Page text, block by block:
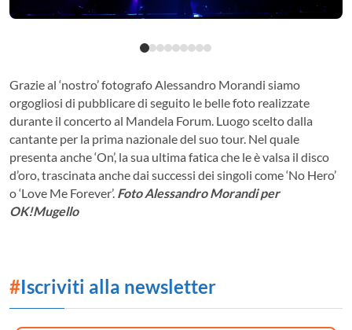
Grazie al ‘nostro’ fotografo Alessandro Morandi siamo
orgogliosi di pubblicare di seguito le belle foto realizzate
durante il concerto al Mandela Forum. Luogo scelto dalla
cantante per la prima nazionale del suo tour. Nel quale
presenta anche ‘On’, la sua ultima fatica che le è valsa il disco
d’oro, trascinata anche dai successi dei singoli come ‘No Hero’
o ‘Love Me Forever’. Foto Alessandro Morandi per
OK!Mugello
#Iscriviti alla newsletter